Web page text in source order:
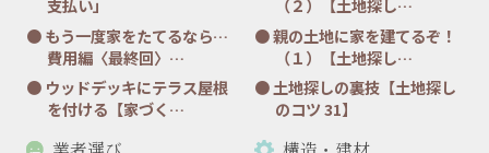
支払い」
もう一度家をたてるなら…
費用編〈最終回〉…
ウッドデッキにテラス屋根
を付ける【家づく…
（２）【土地探し…
親の土地に家を建てるぞ！
（１）【土地探し…
土地探しの裏技【土地探し
のコツ 31】